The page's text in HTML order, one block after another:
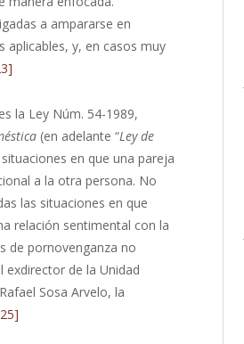
a ampararse en
aplicables, y, en casos muy
la Ley Núm. 54-1989,
(en adelante “Ley de
en que una pareja
a la otra persona. No
las situaciones en que
relación sentimental con la
de pornovenganza no
exdirector de la Unidad
Sosa Arvelo, la